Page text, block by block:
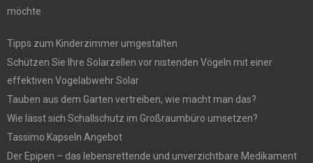
möchte
Tipps zum Kinderzimmer umgestalten
Schützen Sie Ihre Solarzellen vor nistenden Vögeln mit einer
effektiven Vogelabwehr Solar
Tauben aus dem Garten vertreiben, wie macht man das?
Wie lässt sich Schallschutz im Großraumbüro umsetzen?
Tassimo Kapseln Angebot
Der Epipen – das lebensrettende und unverzichtbare Medikament